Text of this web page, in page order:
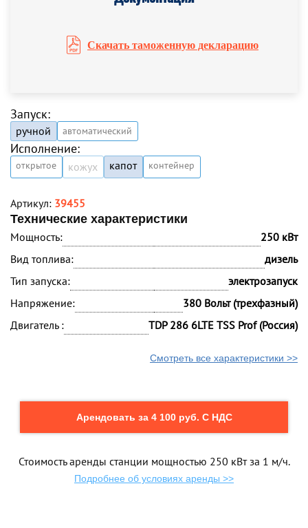
Скачать таможенную декларацию
Запуск:
ручной автоматический
Исполнение:
открытое кожух капот контейнер
Артикул: 39455
Технические характеристики
Мощность:
250 кВт
Вид топлива:
дизель
Тип запуска:
электрозапуск
Напряжение:
380 Вольт (трехфазный)
Двигатель :
TDP 286 6LTE TSS Prof (Россия)
Смотреть все характеристики >>
Арендовать за 4 100 руб. С НДС
Стоимость аренды станции мощностью 250 кВт за 1 м/ч.
Подробнее об условиях аренды >>